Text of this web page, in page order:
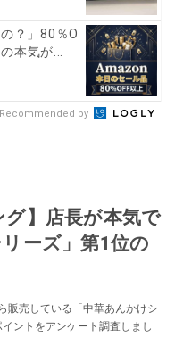
？」80％O
本気が...
Recommended by
グ】店長が本気で
ーズ」第1位の
販売している「中華あんかけシ
ントをアンケート調査しまし